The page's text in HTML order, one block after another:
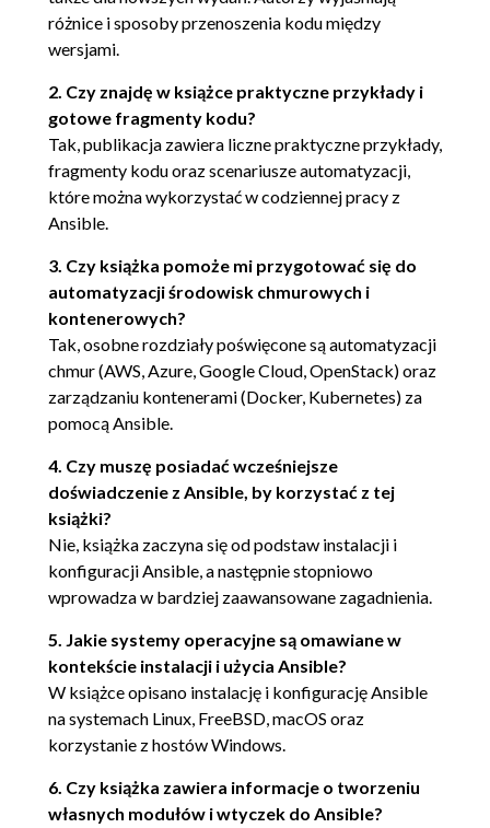
Pytania 78
Dalsza lektura 79
Rozdział 3. Ewidencja 81
Wymagania techniczne 81
Utworzenie pliku ewidencji i dodanie hostów 82
Używanie grup hostów 84
Generowanie pliku ewidencji dynamicznej 94
Używanie wielu źródeł ewidencji 97
Używanie grup statycznych i
dynamicznych 98
Zarządzanie hostami za pomocą wzorców 99
Pytania 102
Dalsza lektura 103
Rozdział 4. Scenariusze i role 105
Wymagania techniczne 106
Porównanie scenariusza i polecenia
jednorazowego 111
Definiowanie zbiorów i zadań 114
Poznawanie ról - sposób organizowania scenariuszy
116
Definiowanie zależności i zmiennych na
różnice i sposoby przenoszenia kodu między
wersjami.
2. Czy znajdę w książce praktyczne przykłady i
gotowe fragmenty kodu?
Tak, publikacja zawiera liczne praktyczne przykłady,
fragmenty kodu oraz scenariusze automatyzacji,
które można wykorzystać w codziennej pracy z
Ansible.
3. Czy książka pomoże mi przygotować się do
automatyzacji środowisk chmurowych i
kontenerowych?
Tak, osobne rozdziały poświęcone są automatyzacji
chmur (AWS, Azure, Google Cloud, OpenStack) oraz
zarządzaniu kontenerami (Docker, Kubernetes) za
pomocą Ansible.
4. Czy muszę posiadać wcześniejsze
doświadczenie z Ansible, by korzystać z tej
książki?
Nie, książka zaczyna się od podstaw instalacji i
konfiguracji Ansible, a następnie stopniowo
wprowadza w bardziej zaawansowane zagadnienia.
5. Jakie systemy operacyjne są omawiane w
kontekście instalacji i użycia Ansible?
W książce opisano instalację i konfigurację Ansible
na systemach Linux, FreeBSD, macOS oraz
korzystanie z hostów Windows.
6. Czy książka zawiera informacje o tworzeniu
własnych modułów i wtyczek do Ansible?